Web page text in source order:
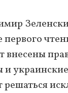
первого
внесены
и